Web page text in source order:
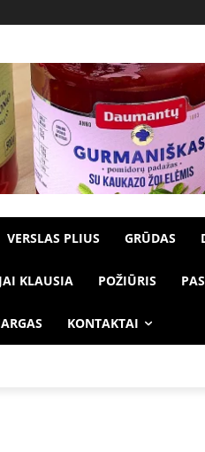
VERSLAS PLIUS GRŪDAS
KLAUSIA POŽIŪRIS
KONTAKTAI